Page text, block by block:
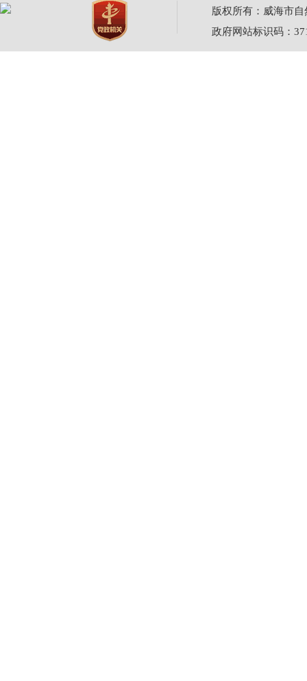
版权所有：威海市
政府网站标识码：